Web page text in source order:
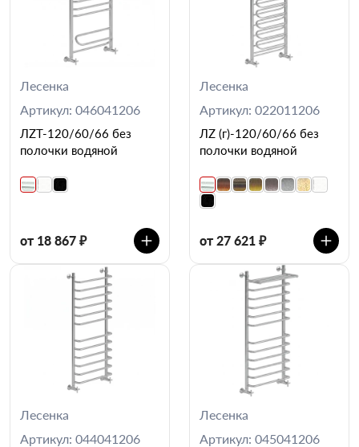
Лесенка
Артикул: 046041206
ЛZT-120/60/66 без
полочки водяной
от 18 867 ₽
Лесенка
Артикул: 022011206
ЛZ (г)-120/60/66 без
полочки водяной
от 27 621 ₽
Лесенка
Артикул: 044041206
Лесенка
Артикул: 045041206